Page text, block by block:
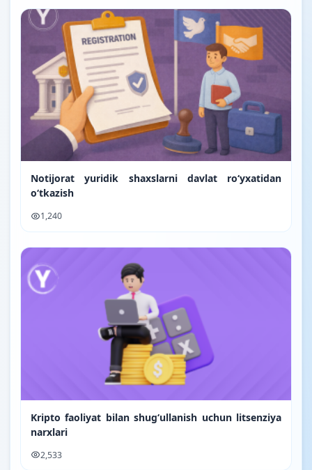
Notijorat yuridik shaxslarni davlat ro‘yxatidan
o‘tkazish
1,240
Kripto faoliyat bilan shugʻullanish uchun litsenziya
narxlari
2,533